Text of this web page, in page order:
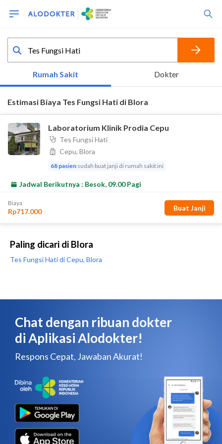
Paling dicari di Blora
Tes Fungsi Hati di Cepu, Blora